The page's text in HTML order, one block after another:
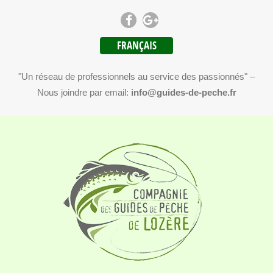
FRANÇAIS
"Un réseau de professionnels au service des passionnés" –
Nous joindre par email: info@guides-de-peche.fr